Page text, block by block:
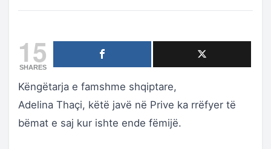
15
SHARES
Këngëtarja e famshme shqiptare,
Adelina Thaçi, këtë javë në Prive ka rrëfyer të
bëmat e saj kur ishte ende fëmijë.